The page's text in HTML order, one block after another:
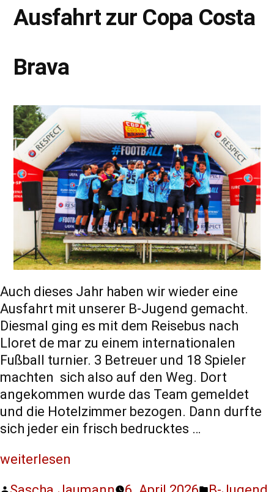
Ausfahrt zur Copa Costa
Brava
Auch dieses Jahr haben wir wieder eine
Ausfahrt mit unserer B-Jugend gemacht.
Diesmal ging es mit dem Reisebus nach
Lloret de mar zu einem internationalen
Fußball turnier. 3 Betreuer und 18 Spieler
machten sich also auf den Weg. Dort
angekommen wurde das Team gemeldet
und die Hotelzimmer bezogen. Dann durfte
sich jeder ein frisch bedrucktes …
weiterlesen
Diese
Cookies
werden für
die
Funktionalität
der Website
benötigt.
Statistiken
Diese Cookies
Informationen,
wie die
Website
genutzt wird,
und helfen
uns somit
beim
verbessern
der Website.
Funktionen